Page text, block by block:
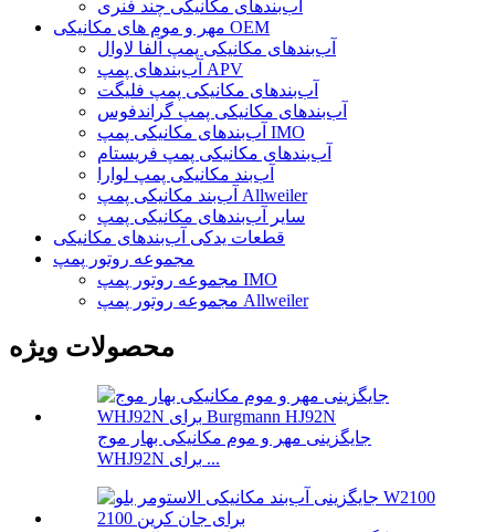
آب‌بندهای مکانیکی چند فنری
مهر و موم های مکانیکی OEM
آب‌بندهای مکانیکی پمپ آلفا لاوال
آب‌بندهای پمپ APV
آب‌بندهای مکانیکی پمپ فلیگت
آب‌بندهای مکانیکی پمپ گراندفوس
آب‌بندهای مکانیکی پمپ IMO
آب‌بندهای مکانیکی پمپ فریستام
آب‌بند مکانیکی پمپ لوارا
آب‌بند مکانیکی پمپ Allweiler
سایر آب‌بندهای مکانیکی پمپ
قطعات یدکی آب‌بندهای مکانیکی
مجموعه روتور پمپ
مجموعه روتور پمپ IMO
مجموعه روتور پمپ Allweiler
محصولات ویژه
جایگزینی مهر و موم مکانیکی بهار موج
WHJ92N برای ...